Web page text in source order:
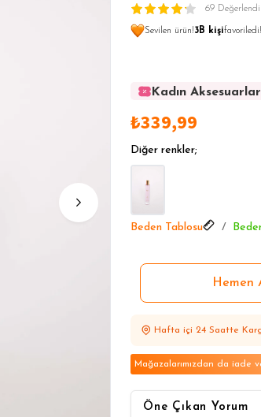
69
Sevilen ürün!3B kişifavoriledi!
Kadın
Kadın
Kadın
Kadın
₺339,99
Diğer renkler;
Beden Tablosu
Hafta içi 24 Saatte
Mağazalarımızdan da iade
Öne Çıkan Yorum